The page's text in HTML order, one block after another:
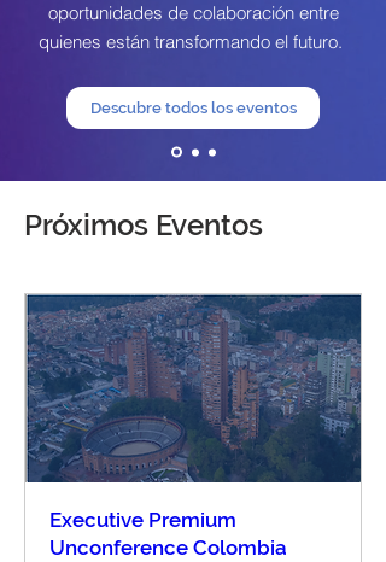
oportunidades de colaboración entre
quienes están transformando el futuro.
Descubre todos los eventos
Próximos Eventos
Executive Premium
Unconference Colombia